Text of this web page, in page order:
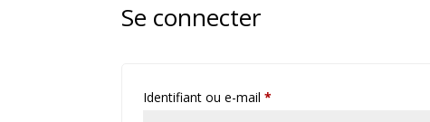
Se connecter
Identifiant ou e-mail*